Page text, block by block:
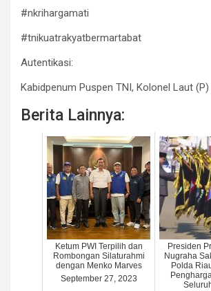
#nkrihargamati
#tnikuatrakyatbermartabat
Autentikasi:
Kabidpenum Puspen TNI, Kolonel Laut
Berita Lainnya:
Ketum PWI Terpilih dan
Rombongan Silaturahmi
dengan Menko Marves
September 27, 2023
Presiden
Nugraha
Polda